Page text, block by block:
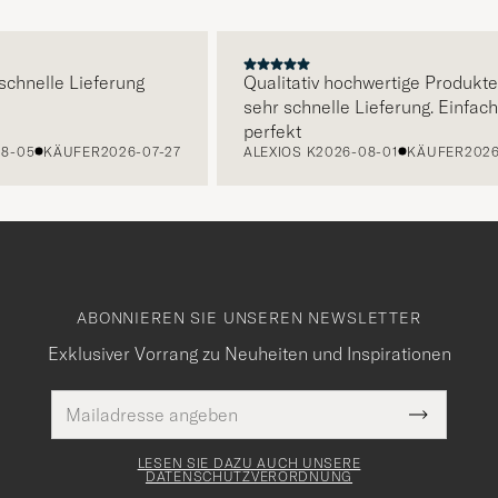
Lieferung
KÄUFER2026-07-27
Qualitativ hochwertige Produkte und
sehr schnelle Lieferung. Einfach
perfekt
ALEXIOS K2026-08-01 KÄUFER2026-
ABONNIEREN SIE UNSEREN NEWSLETTER
Exklusiver Vorrang zu Neuheiten und Inspirationen
Mail
Adresse
Pflichtfeld
Submit
Newsletter
LESEN SIE DAZU AUCH UNSERE
DATENSCHUTZVERORDNUNG